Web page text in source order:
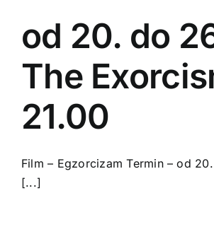
od 20. do
The
21.00
Film – Egzorcizam Termin – od
[...]